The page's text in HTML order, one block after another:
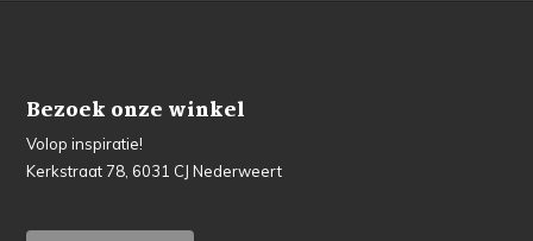
Bezoek onze winkel
Volop inspiratie!
Kerkstraat 78, 6031 CJ Nederweert